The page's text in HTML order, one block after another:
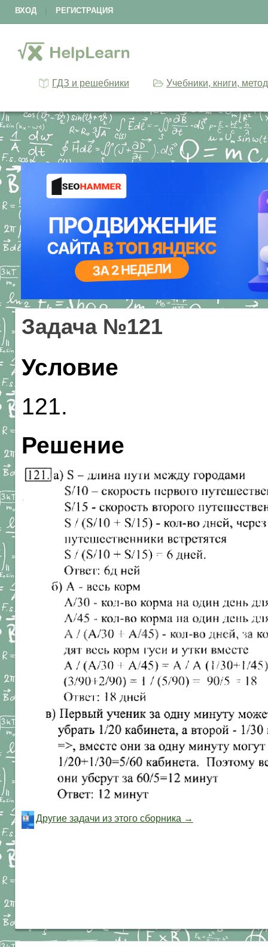
ВХОД РЕГИСТРАЦИЯ
ГДЗ и решебники Учебники, книги,
Задача №121
Условие
121.
Решение
Другие задачи из этого сборника →